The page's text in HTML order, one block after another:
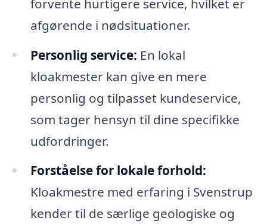
forvente hurtigere service, hvilket er
afgørende i nødsituationer.
Personlig service: En lokal
kloakmester kan give en mere
personlig og tilpasset kundeservice,
som tager hensyn til dine specifikke
udfordringer.
Forståelse for lokale forhold:
Kloakmestre med erfaring i Svenstrup
kender til de særlige geologiske og